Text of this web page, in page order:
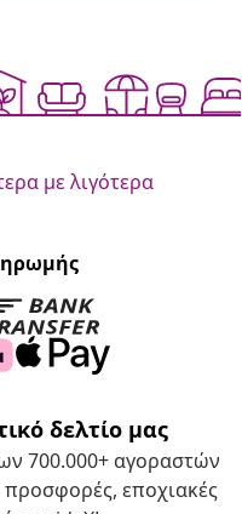
με λιγότερα
δελτίο μας
700.000+ αγοραστών
εποχιακές